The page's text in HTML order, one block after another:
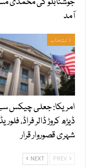
آمد
انتخاب
امریکا: جعلی چیکس
ڈیڑھ کروڑ ڈالر فراڈ،
شہری قصوروار قرار
NEXT